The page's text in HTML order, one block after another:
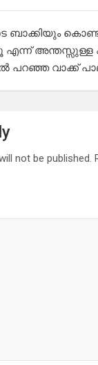
കൊണ്ട്
എന്ന്
പറഞ്ഞ വാക്ക്
not be published.